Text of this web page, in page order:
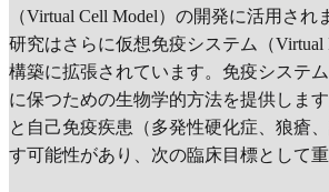
（Virtual Cell Model）の開発に活用され
研究はさらに仮想免疫システム（Virtual
構築に拡張されています。免疫システ
に保つための生物学的方法を提供しま
と自己免疫疾患（多発性硬化症、狼瘡
す可能性があり、次の臨床目標として